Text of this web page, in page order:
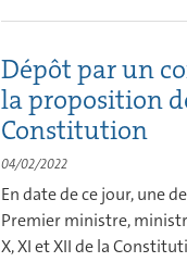
Dépôt par un
la proposition
Constitution
04/02/2022
En date de ce jour, une
Premier ministre,
X, XI et XII de la